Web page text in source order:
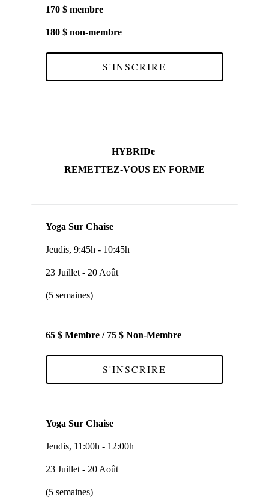
170 $ membre
180 $ non-membre
S'INSCRIRE
HYBRIDe
REMETTEZ-VOUS EN FORME
Yoga Sur Chaise
Jeudis, 9:45h - 10:45h
23 Juillet - 20 Août
(5 semaines)
65 $ Membre / 75 $ Non-Membre
S'INSCRIRE
Yoga Sur Chaise
Jeudis, 11:00h - 12:00h
23 Juillet - 20 Août
(5 semaines)